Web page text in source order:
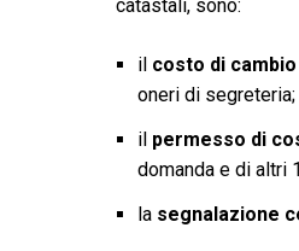
catastali, sono:
il costo di
oneri di segreteria;
il permesso di
domanda e di altri
la segnalazione